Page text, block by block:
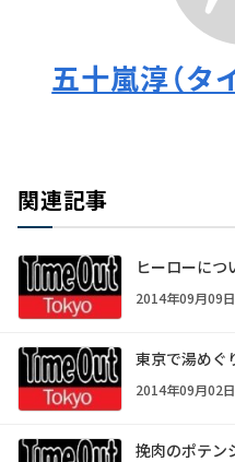
五十嵐淳（タ
関連記事
ヒーローにつ
2014年09月09
東京で湯めぐ
2014年09月02
挽肉のポテン